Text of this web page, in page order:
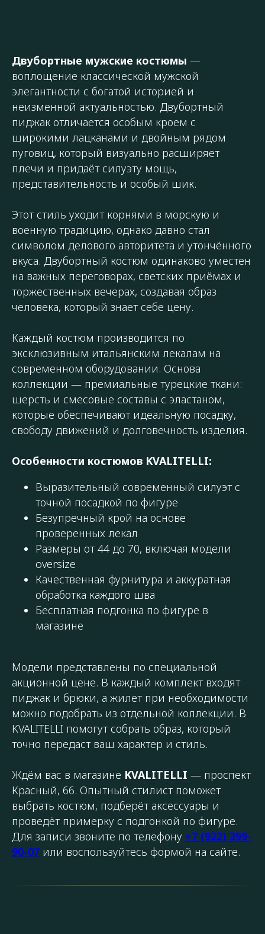
Двубортные мужские костюмы —
воплощение классической мужской
элегантности с богатой историей и
неизменной актуальностью. Двубортный
пиджак отличается особым кроем с
широкими лацканами и двойным рядом
пуговиц, который визуально расширяет
плечи и придаёт силуэту мощь,
представительность и особый шик.
Этот стиль уходит корнями в морскую и
военную традицию, однако давно стал
символом делового авторитета и утончённого
вкуса. Двубортный костюм одинаково уместен
на важных переговорах, светских приёмах и
торжественных вечерах, создавая образ
человека, который знает себе цену.
Каждый костюм производится по
эксклюзивным итальянским лекалам на
современном оборудовании. Основа
коллекции — премиальные турецкие ткани:
шерсть и смесовые составы с эластаном,
которые обеспечивают идеальную посадку,
свободу движений и долговечность изделия.
Особенности костюмов KVALITELLI:
Выразительный современный силуэт с
точной посадкой по фигуре
Безупречный крой на основе
проверенных лекал
Размеры от 44 до 70, включая модели
oversize
Качественная фурнитура и аккуратная
обработка каждого шва
Бесплатная подгонка по фигуре в
магазине
Модели представлены по специальной
акционной цене. В каждый комплект входят
пиджак и брюки, а жилет при необходимости
можно подобрать из отдельной коллекции. В
KVALITELLI помогут собрать образ, который
точно передаст ваш характер и стиль.
Ждём вас в магазине KVALITELLI — проспект
Красный, 66. Опытный стилист поможет
выбрать костюм, подберёт аксессуары и
проведёт примерку с подгонкой по фигуре.
Для записи звоните по телефону +7 (922) 399-
90-07 или воспользуйтесь формой на сайте.